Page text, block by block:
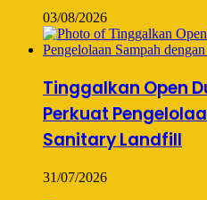
03/08/2026
Tinggalkan Open
Perkuat
Sanitary Landfill
31/07/2026